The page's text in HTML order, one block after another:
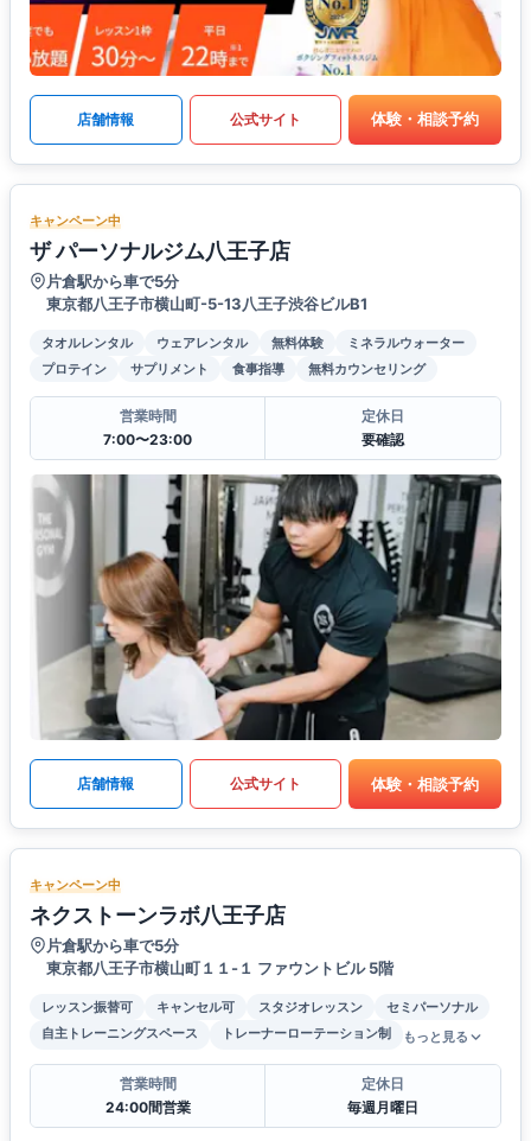
店舗情報 公式サイト 体験・相談予約
キャンペーン中
ザ パーソナルジム八王子店
片倉駅から車で5分
東京都八王子市横山町-5-13八王子渋谷ビルB1
タオルレンタル ウェアレンタル 無料体験
ミネラルウォーター
プロテイン
サプリメント 食事指導 無料カウンセリング
営業時間
7:00〜23:00
定休日
要確認
店舗情報 公式サイト 体験・相談予約
キャンペーン中
ネクストーンラボ八王子店
片倉駅から車で5分
東京都八王子市横山町１１-１ ファウントビル 5階
レッスン振替可 キャンセル可 スタジオレッスン
セミパーソナル
自主トレーニングスペース
トレーナーローテーション制 もっと見る
営業時間
24:00間営業
定休日
毎週月曜日